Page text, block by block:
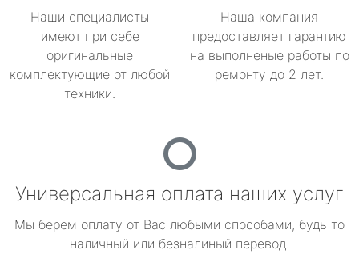
Наши специалисты
имеют при себе
оригинальные
комплектующие от любой
техники.
Наша компания
предоставляет гарантию
на выполненые работы по
ремонту до 2 лет.
Универсальная оплата наших услуг
Мы берем оплату от Вас любыми способами, будь то
наличный или безналиный перевод.